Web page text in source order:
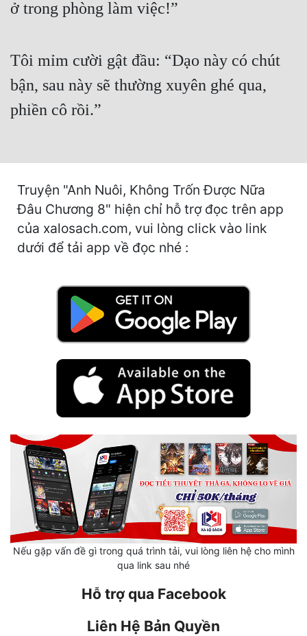
Dã Sử
Dị Giới
Dị Năng
Góc Nhìn Nam
Góc Nhìn Nữ
Huyền Huyễn
Huyền Nghi
Khoa Huyễn Không Gian
Kinh Dị
Kiếm Hiệp
Kỳ Huyễn
Linh Dị
ở trong phòng làm việc!”
Tôi mỉm cười gật đầu: “Dạo này có chút
bận, sau này sẽ thường xuyên ghé qua,
phiền cô rồi.”
Truyện "Anh Nuôi, Không Trốn Được Nữa
Đâu Chương 8" hiện chỉ hỗ trợ đọc trên app
của xalosach.com, vui lòng click vào link
dưới để tải app về đọc nhé :
Nếu gặp vấn đề gì trong quá trình tải, vui lòng liên hệ cho mình
qua link sau nhé
Hỗ trợ qua Facebook
Liên Hệ Bản Quyền